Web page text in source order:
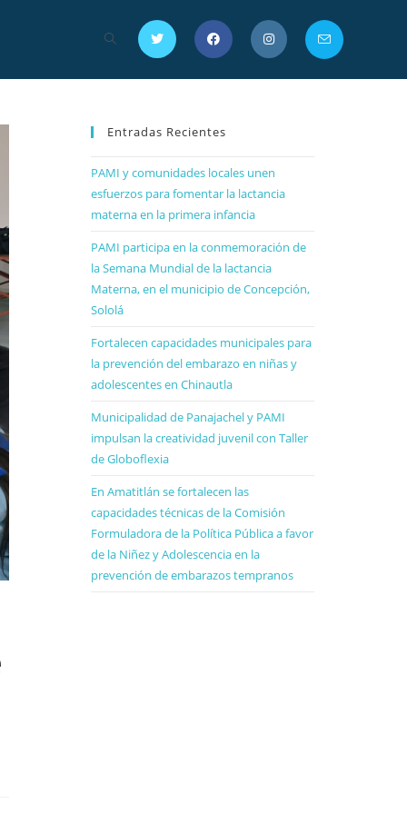
Entradas Recientes
PAMI y comunidades locales unen
esfuerzos para fomentar la lactancia
materna en la primera infancia
PAMI participa en la conmemoración de
la Semana Mundial de la lactancia
Materna, en el municipio de Concepción,
Sololá
Fortalecen capacidades municipales para
la prevención del embarazo en niñas y
adolescentes en Chinautla
Municipalidad de Panajachel y PAMI
impulsan la creatividad juvenil con Taller
de Globoflexia
En Amatitlán se fortalecen las
capacidades técnicas de la Comisión
Formuladora de la Política Pública a favor
de la Niñez y Adolescencia en la
prevención de embarazos tempranos